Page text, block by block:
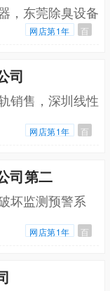
，东莞除臭设备
网店第1年 百
司
销售，深圳线性
网店第1年 百
司第二
坏监测预警系
网店第1年 百